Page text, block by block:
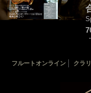
フルートオンライン クラ